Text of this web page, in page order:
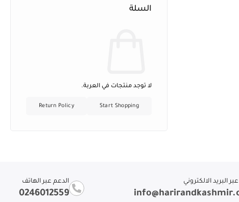
السلة
لا توجد منتجات في العربة.
Start Shopping
Return Policy
البريد الالكتروني الدعم عبر الهاتف
0246012559